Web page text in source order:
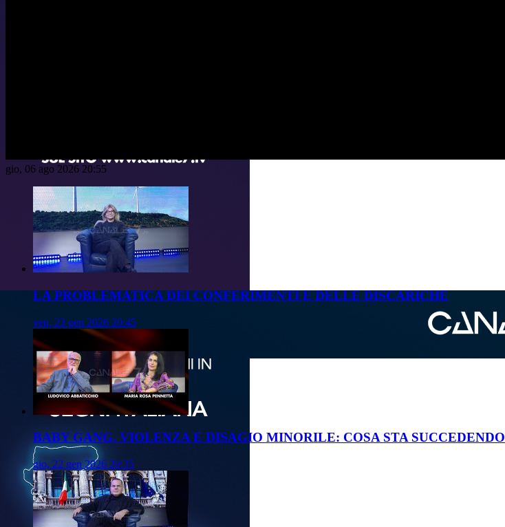
gio, 06 ago 2026 20:55
LA PROBLEMATICA DEI CONFERIMENTI E DELLE DISCARICHE
ven, 23 gen 2026 20:45
BABY GANG, VIOLENZA E DISAGIO MINORILE: COSA STA
gio, 22 gen 2026 20:35